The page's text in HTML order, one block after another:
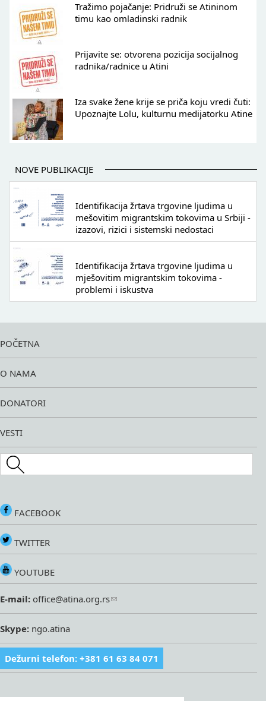
Tražimo pojačanje: Pridruži se Atininom
timu kao omladinski radnik
Prijavite se: otvorena pozicija socijalnog
radnika/radnice u Atini
Iza svake žene krije se priča koju vredi čuti:
Upoznajte Lolu, kulturnu medijatorku Atine
NOVE PUBLIKACIJE
Identifikacija žrtava trgovine ljudima u
mešovitim migrantskim tokovima u Srbiji -
izazovi, rizici i sistemski nedostaci
Identifikacija žrtava trgovine ljudima u
mješovitim migrantskim tokovima -
problemi i iskustva
POČETNA
O NAMA
DONATORI
VESTI
Search this site
FACEBOOK
TWITTER
YOUTUBE
E-mail: office@atina.org.rs
Skype: ngo.atina
Dežurni telefon: +381 61 63 84 071